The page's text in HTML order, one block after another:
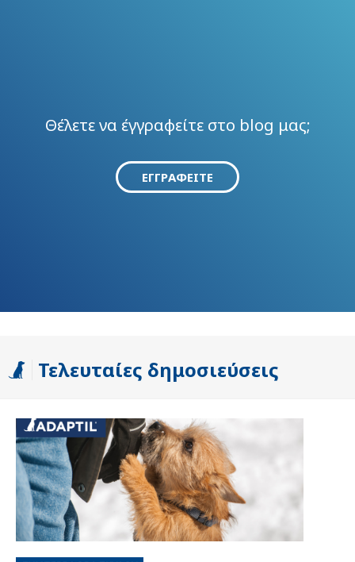
Θέλετε να έγγραφείτε στο blog μας;
ΕΓΓΡΑΦΕΊΤΕ
Τελευταίες δημοσιεύσεις